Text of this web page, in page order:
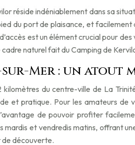
réside indéniablement dans sa
du port de plaisance, et
est un élément crucial pour
naturel fait du Camping de
Mer : un atout
kilomètres du centre-ville de La
et pratique. Pour les amateurs
de pouvoir profiter
et vendredis matins, offrant
de découverte.